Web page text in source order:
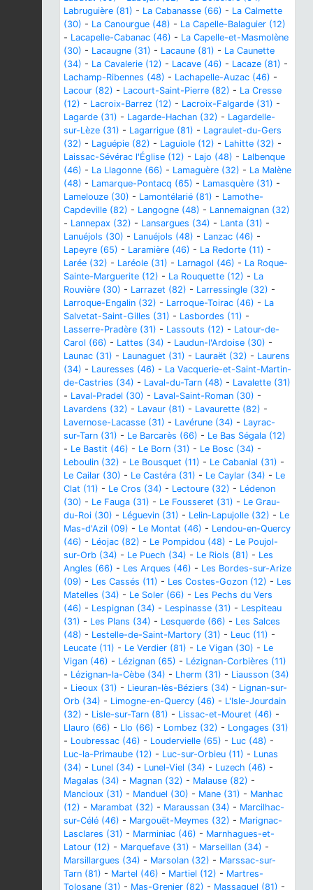
Labruguière (81) - La Cabanasse (66) - La Calmette
(30) - La Canourgue (48) - La Capelle-Balaguier (12)
- Lacapelle-Cabanac (46) - La Capelle-et-Masmolène
(30) - Lacaugne (31) - Lacaune (81) - La Caunette
(34) - La Cavalerie (12) - Lacave (46) - Lacaze (81) -
Lachamp-Ribennes (48) - Lachapelle-Auzac (46) -
Lacour (82) - Lacourt-Saint-Pierre (82) - La Cresse
(12) - Lacroix-Barrez (12) - Lacroix-Falgarde (31) -
Lagarde (31) - Lagarde-Hachan (32) - Lagardelle-
sur-Lèze (31) - Lagarrigue (81) - Lagraulet-du-Gers
(32) - Laguépie (82) - Laguiole (12) - Lahitte (32) -
Laissac-Sévérac l'Église (12) - Lajo (48) - Lalbenque
(46) - La Llagonne (66) - Lamaguère (32) - La Malène
(48) - Lamarque-Pontacq (65) - Lamasquère (31) -
Lamelouze (30) - Lamontélarié (81) - Lamothe-
Capdeville (82) - Langogne (48) - Lannemaignan (32)
- Lannepax (32) - Lansargues (34) - Lanta (31) -
Lanuéjols (30) - Lanuéjols (48) - Lanzac (46) -
Lapeyre (65) - Laramière (46) - La Redorte (11) -
Larée (32) - Laréole (31) - Larnagol (46) - La Roque-
Sainte-Marguerite (12) - La Rouquette (12) - La
Rouvière (30) - Larrazet (82) - Larressingle (32) -
Larroque-Engalin (32) - Larroque-Toirac (46) - La
Salvetat-Saint-Gilles (31) - Lasbordes (11) -
Lasserre-Pradère (31) - Lassouts (12) - Latour-de-
Carol (66) - Lattes (34) - Laudun-l'Ardoise (30) -
Launac (31) - Launaguet (31) - Lauraët (32) - Laurens
(34) - Lauresses (46) - La Vacquerie-et-Saint-Martin-
de-Castries (34) - Laval-du-Tarn (48) - Lavalette (31)
- Laval-Pradel (30) - Laval-Saint-Roman (30) -
Lavardens (32) - Lavaur (81) - Lavaurette (82) -
Lavernose-Lacasse (31) - Lavérune (34) - Layrac-
sur-Tarn (31) - Le Barcarès (66) - Le Bas Ségala (12)
- Le Bastit (46) - Le Born (31) - Le Bosc (34) -
Leboulin (32) - Le Bousquet (11) - Le Cabanial (31) -
Le Cailar (30) - Le Castéra (31) - Le Caylar (34) - Le
Clat (11) - Le Cros (34) - Lectoure (32) - Lédenon
(30) - Le Fauga (31) - Le Fousseret (31) - Le Grau-
du-Roi (30) - Léguevin (31) - Lelin-Lapujolle (32) - Le
Mas-d'Azil (09) - Le Montat (46) - Lendou-en-Quercy
(46) - Léojac (82) - Le Pompidou (48) - Le Poujol-
sur-Orb (34) - Le Puech (34) - Le Riols (81) - Les
Angles (66) - Les Arques (46) - Les Bordes-sur-Arize
(09) - Les Cassés (11) - Les Costes-Gozon (12) - Les
Matelles (34) - Le Soler (66) - Les Pechs du Vers
(46) - Lespignan (34) - Lespinasse (31) - Lespiteau
(31) - Les Plans (34) - Lesquerde (66) - Les Salces
(48) - Lestelle-de-Saint-Martory (31) - Leuc (11) -
Leucate (11) - Le Verdier (81) - Le Vigan (30) - Le
Vigan (46) - Lézignan (65) - Lézignan-Corbières (11)
- Lézignan-la-Cèbe (34) - Lherm (31) - Liausson (34)
- Lieoux (31) - Lieuran-lès-Béziers (34) - Lignan-sur-
Orb (34) - Limogne-en-Quercy (46) - L'Isle-Jourdain
(32) - Lisle-sur-Tarn (81) - Lissac-et-Mouret (46) -
Llauro (66) - Llo (66) - Lombez (32) - Longages (31)
- Loubressac (46) - Loudervielle (65) - Luc (48) -
Luc-la-Primaube (12) - Luc-sur-Orbieu (11) - Lunas
(34) - Lunel (34) - Lunel-Viel (34) - Luzech (46) -
Magalas (34) - Magnan (32) - Malause (82) -
Mancioux (31) - Manduel (30) - Mane (31) - Manhac
(12) - Marambat (32) - Maraussan (34) - Marcilhac-
sur-Célé (46) - Margouët-Meymes (32) - Marignac-
Lasclares (31) - Marminiac (46) - Marnhagues-et-
Latour (12) - Marquefave (31) - Marseillan (34) -
Marsillargues (34) - Marsolan (32) - Marssac-sur-
Tarn (81) - Martel (46) - Martiel (12) - Martres-
Tolosane (31) - Mas-Grenier (82) - Massaguel (81) -